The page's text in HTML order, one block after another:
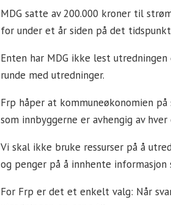
MDG satte av 200.000 kroner til
for under et år siden på det
Enten har MDG ikke lest
runde med utredninger.
Frp håper at kommuneøkonomien
som innbyggerne er avhengig av hver
Vi skal ikke bruke ressurser på å
og penger på å innhente
For Frp er det et enkelt valg: Når